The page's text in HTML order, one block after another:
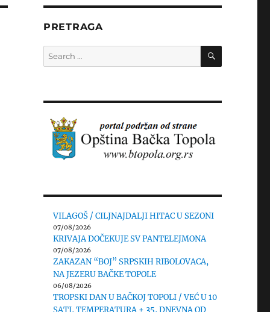
PRETRAGA
Search
for:
SEARCH
VILAGOŠ / CILJNAJDALJI HITAC U SEZONI
07/08/2026
KRIVAJA DOČEKUJE SV PANTELEJMONA
07/08/2026
ZAKAZAN “BOJ” SRPSKIH RIBOLOVACA,
NA JEZERU BAČKE TOPOLE
06/08/2026
TROPSKI DAN U BAČKOJ TOPOLI / VEĆ U 10